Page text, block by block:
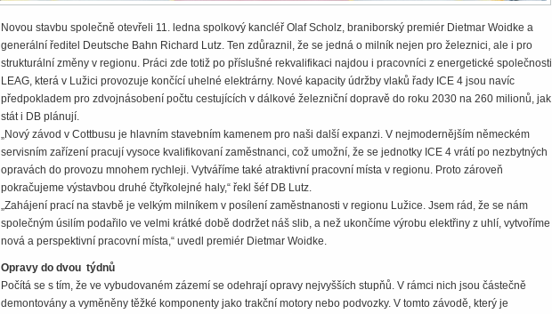
Novou stavbu společně otevřeli 11. ledna spolkový kancléř Olaf Scholz, braniborský premiér Dietmar Woidke a
generální ředitel Deutsche Bahn Richard Lutz. Ten zdůraznil, že se jedná o milník nejen pro železnici, ale i pro
strukturální změny v regionu. Práci zde totiž po příslušné rekvalifikaci najdou i pracovníci z energetické společnosti
LEAG, která v Lužici provozuje končící uhelné elektrárny. Nové kapacity údržby vlaků řady ICE 4 jsou navíc
předpokladem pro zdvojnásobení počtu cestujících v dálkové železniční dopravě do roku 2030 na 260 milionů, jak
stát i DB plánují.
„Nový závod v Cottbusu je hlavním stavebním kamenem pro naši další expanzi. V nejmodernějším německém
servisním zařízení pracují vysoce kvalifikovaní zaměstnanci, což umožní, že se jednotky ICE 4 vrátí po nezbytných
opravách do provozu mnohem rychleji. Vytváříme také atraktivní pracovní místa v regionu. Proto zároveň
pokračujeme výstavbou druhé čtyřkolejné haly,“ řekl šéf DB Lutz.
„Zahájení prací na stavbě je velkým milníkem v posílení zaměstnanosti v regionu Lužice. Jsem rád, že se nám
společným úsilím podařilo ve velmi krátké době dodržet náš slib, a než ukončíme výrobu elektřiny z uhlí, vytvoříme
nová a perspektivní pracovní místa,“ uvedl premiér Dietmar Woidke.
Opravy do dvou týdnů
Počítá se s tím, že ve vybudovaném zázemí se odehrají opravy nejvyšších stupňů. V rámci nich jsou částečně
demontovány a vyměněny těžké komponenty jako trakční motory nebo podvozky. V tomto závodě, který je